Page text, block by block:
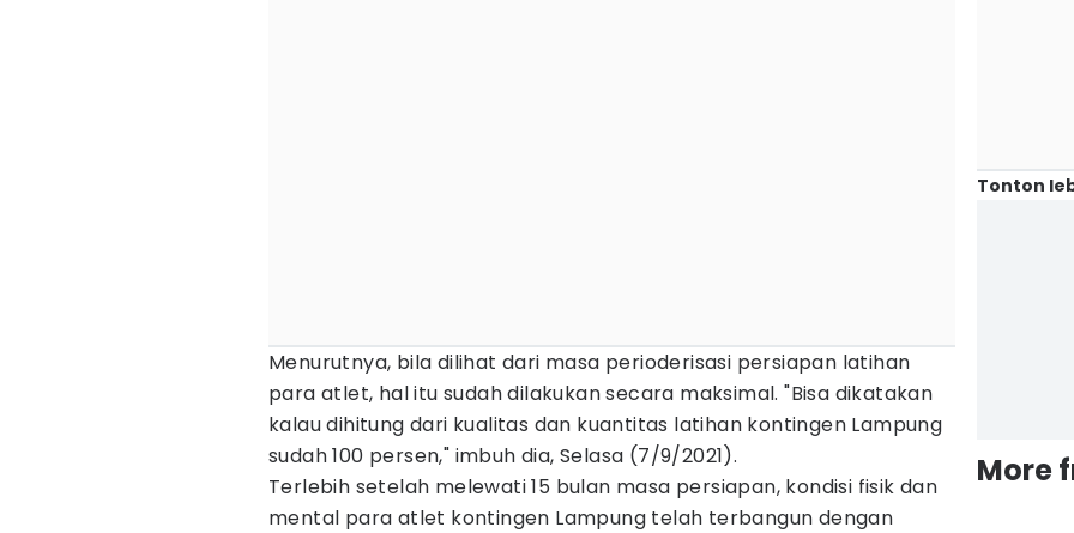
Menurutnya, bila dilihat dari masa perioderisasi persiapan latihan
para atlet, hal itu sudah dilakukan secara maksimal. "Bisa dikatakan
kalau dihitung dari kualitas dan kuantitas latihan kontingen Lampung
sudah 100 persen," imbuh dia, Selasa (7/9/2021).
Terlebih setelah melewati 15 bulan masa persiapan, kondisi fisik dan
mental para atlet kontingen Lampung telah terbangun dengan
Tonton
More